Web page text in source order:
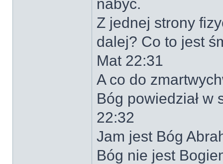
nabyć.
Z jednej strony
dalej? Co to jest
Mat 22:31
A co do
Bóg powiedział w
22:32
Jam jest Bóg
Bóg nie jest